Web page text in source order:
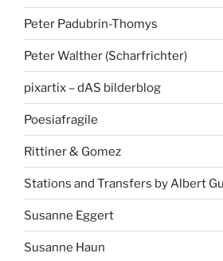
Peter Padubrin-Thomys
Peter Walther (Scharfrichter)
pixartix – dAS bilderblog
Poesiafragile
Rittiner & Gomez
Stations and Transfers by Albert
Susanne Eggert
Susanne Haun